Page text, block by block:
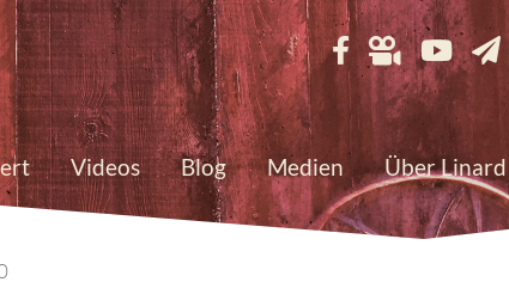
Videos Blog Medien Über Linard